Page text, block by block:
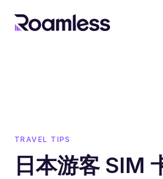
TRAVEL TIPS
日本游客 SIM